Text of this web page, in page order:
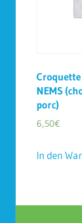
NEMS
porc)
6,50€
In den